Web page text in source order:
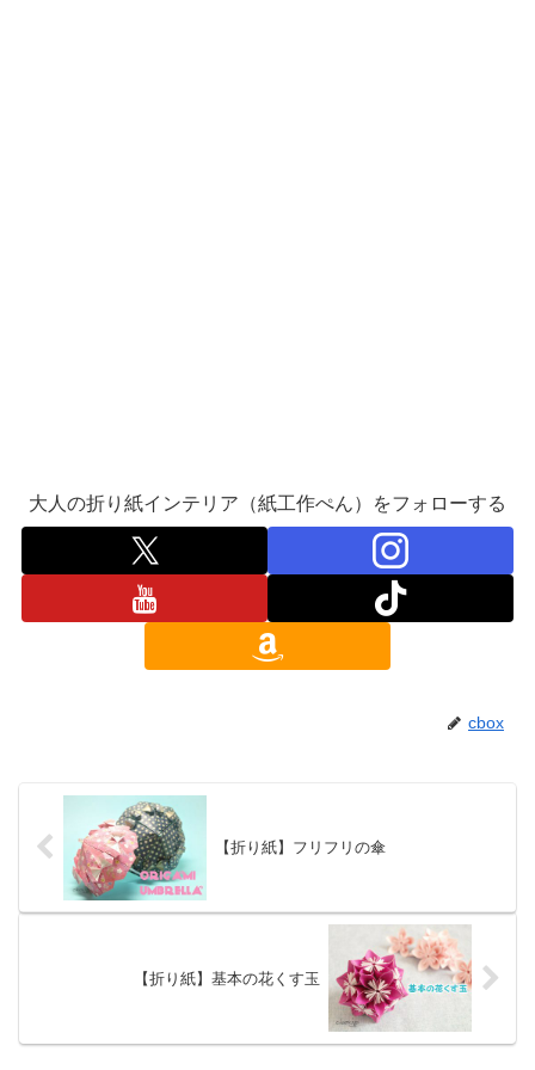
大人の折り紙インテリア（紙工作ぺん）をフォローする
cbox
【折り紙】フリフリの傘
【折り紙】基本の花くす玉